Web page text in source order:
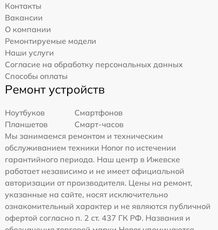
Контакты
Вакансии
О компании
Ремонтируемые модели
Наши услуги
Согласие на обработку персональных данных
Способы оплаты
Ремонт устройств
Ноутбуков
Смартфонов
Планшетов
Смарт-часов
Мы занимаемся ремонтом и техническим
обслуживанием техники Honor по истечении
гарантийного периода. Наш центр в Ижевске
работает независимо и не имеет официальной
авторизации от производителя. Цены на ремонт,
указанные на сайте, носят исключительно
ознакомительный характер и не являются публичной
офертой согласно п. 2 ст. 437 ГК РФ. Названия и